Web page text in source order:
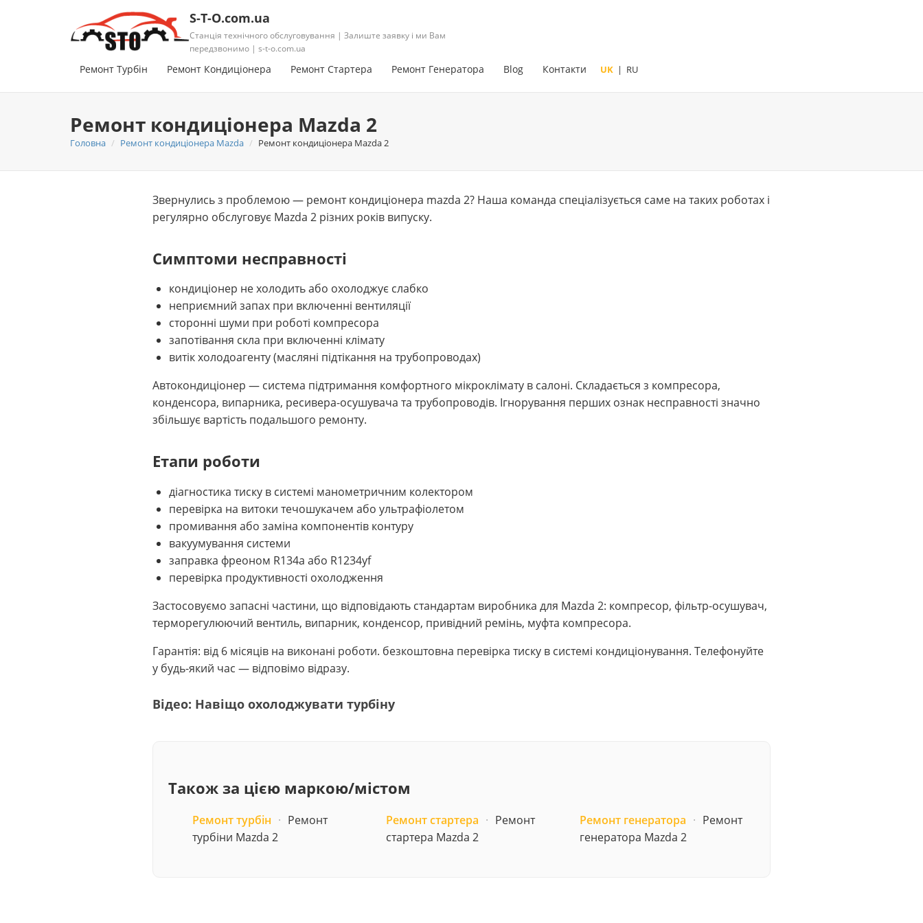
S-T-O.com.ua
Станція технічного обслуговування | Залиште заявку і ми Вам
передзвонимо | s-t-o.com.ua
Ремонт Турбін Ремонт Кондиціонера Ремонт Стартера Ремонт Генератора Blog Контакти UK | RU
Ремонт кондиціонера Mazda 2
Головна Ремонт кондиціонера Mazda Ремонт кондиціонера Mazda 2
Звернулись з проблемою — ремонт кондиціонера mazda 2? Наша команда спеціалізується саме на таких роботах і
регулярно обслуговує Mazda 2 різних років випуску.
Симптоми несправності
кондиціонер не холодить або охолоджує слабко
неприємний запах при включенні вентиляції
сторонні шуми при роботі компресора
запотівання скла при включенні клімату
витік холодоагенту (масляні підтікання на трубопроводах)
Автокондиціонер — система підтримання комфортного мікроклімату в салоні. Складається з компресора,
конденсора, випарника, ресивера-осушувача та трубопроводів. Ігнорування перших ознак несправності значно
збільшує вартість подальшого ремонту.
Етапи роботи
діагностика тиску в системі манометричним колектором
перевірка на витоки течошукачем або ультрафіолетом
промивання або заміна компонентів контуру
вакуумування системи
заправка фреоном R134a або R1234yf
перевірка продуктивності охолодження
Застосовуємо запасні частини, що відповідають стандартам виробника для Mazda 2: компресор, фільтр-осушувач,
терморегулюючий вентиль, випарник, конденсор, привідний ремінь, муфта компресора.
Гарантія: від 6 місяців на виконані роботи. безкоштовна перевірка тиску в системі кондиціонування. Телефонуйте
у будь-який час — відповімо відразу.
Відео: Навіщо охолоджувати турбіну
Також за цією маркою/містом
Ремонт турбін · Ремонт
турбіни Mazda 2
Ремонт стартера · Ремонт
стартера Mazda 2
Ремонт генератора · Ремонт
генератора Mazda 2